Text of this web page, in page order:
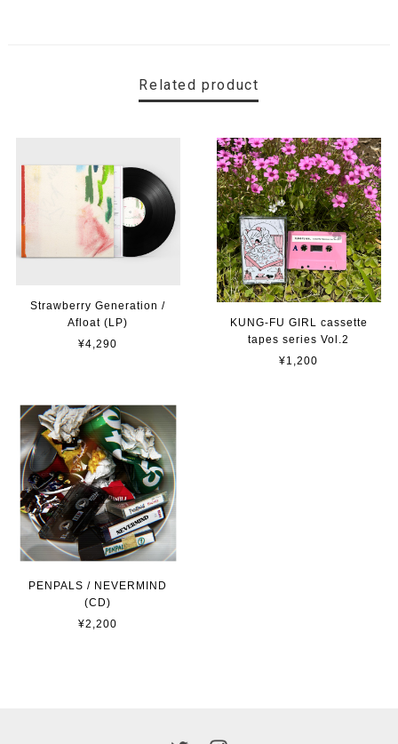
Related product
Strawberry Generation /
Afloat (LP)
¥4,290
KUNG-FU GIRL cassette
tapes series Vol.2
¥1,200
PENPALS / NEVERMIND
(CD)
¥2,200